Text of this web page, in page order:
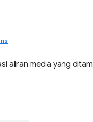
aliran media yang